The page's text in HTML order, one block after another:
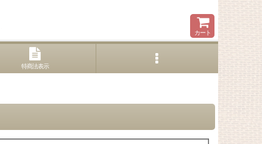
カート
特商法表示